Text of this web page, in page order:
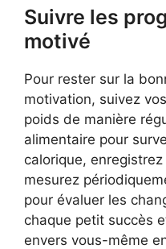
Suivre les
motivé
Pour rester sur la
motivation, suivez
poids de manière
alimentaire pour
calorique,
mesurez
pour évaluer les
chaque petit succès
envers vous-même